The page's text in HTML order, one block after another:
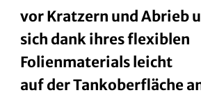
vor Kratzern und Abrieb
sich dank ihres flexiblen
Folienmaterials leicht
auf der Tankoberfläche